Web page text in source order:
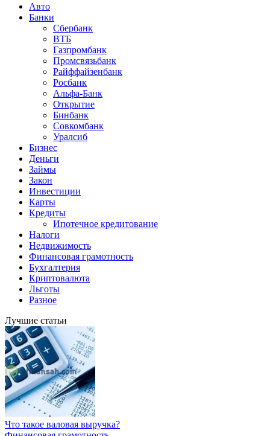
Авто
Банки
Сбербанк
ВТБ
Газпромбанк
Промсвязьбанк
Райффайзенбанк
Росбанк
Альфа-Банк
Открытие
Бинбанк
Совкомбанк
Уралсиб
Бизнес
Деньги
Займы
Закон
Инвестиции
Карты
Кредиты
Ипотечное кредитование
Налоги
Недвижимость
Финансовая грамотность
Бухгалтерия
Криптовалюта
Льготы
Разное
Лучшие статьи
Что такое валовая выручка?